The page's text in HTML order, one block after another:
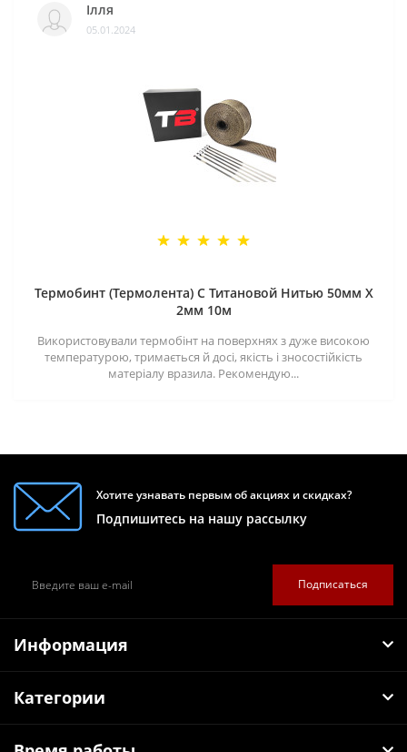
Ілля
05.01.2024
Термобинт (Термолента) С Титановой Нитью 50мм X
2мм 10м
Використовували термобінт на поверхнях з дуже високою
температурою, тримається й досі, якість і зносостійкість
матеріалу вразила. Рекомендую...
Хотите узнавать первым об акциях и скидках?
Подпишитесь на нашу рассылку
Подписаться
Информация
Категории